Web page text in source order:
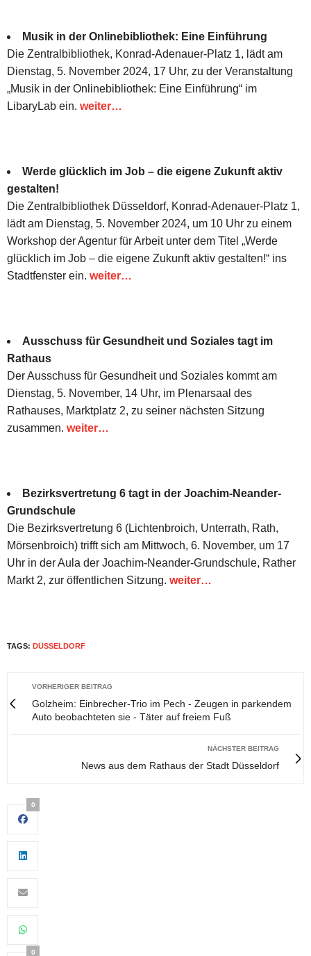
Musik in der Onlinebibliothek: Eine Einführung
Die Zentralbibliothek, Konrad-Adenauer-Platz 1, lädt am
Dienstag, 5. November 2024, 17 Uhr, zu der Veranstaltung
„Musik in der Onlinebibliothek: Eine Einführung“ im
LibaryLab ein. weiter…
Werde glücklich im Job – die eigene Zukunft aktiv
gestalten!
Die Zentralbibliothek Düsseldorf, Konrad-Adenauer-Platz 1,
lädt am Dienstag, 5. November 2024, um 10 Uhr zu einem
Workshop der Agentur für Arbeit unter dem Titel „Werde
glücklich im Job – die eigene Zukunft aktiv gestalten!“ ins
Stadtfenster ein. weiter…
Ausschuss für Gesundheit und Soziales tagt im
Rathaus
Der Ausschuss für Gesundheit und Soziales kommt am
Dienstag, 5. November, 14 Uhr, im Plenarsaal des
Rathauses, Marktplatz 2, zu seiner nächsten Sitzung
zusammen. weiter…
Bezirksvertretung 6 tagt in der Joachim-Neander-
Grundschule
Die Bezirksvertretung 6 (Lichtenbroich, Unterrath, Rath,
Mörsenbroich) trifft sich am Mittwoch, 6. November, um 17
Uhr in der Aula der Joachim-Neander-Grundschule, Rather
Markt 2, zur öffentlichen Sitzung. weiter…
TAGS: DÜSSELDORF
VORHERIGER BEITRAG
Golzheim: Einbrecher-Trio im Pech - Zeugen in parkendem
Auto beobachteten sie - Täter auf freiem Fuß
NÄCHSTER BEITRAG
News aus dem Rathaus der Stadt Düsseldorf
0
0